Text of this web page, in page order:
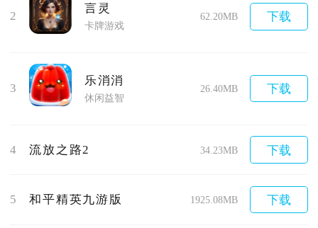
2
言灵
卡牌游戏
62.20MB 下载
3
乐消消
休闲益智
26.40MB 下载
4 流放之路2 34.23MB 下载
5 和平精英九游版 1925.08MB 下载